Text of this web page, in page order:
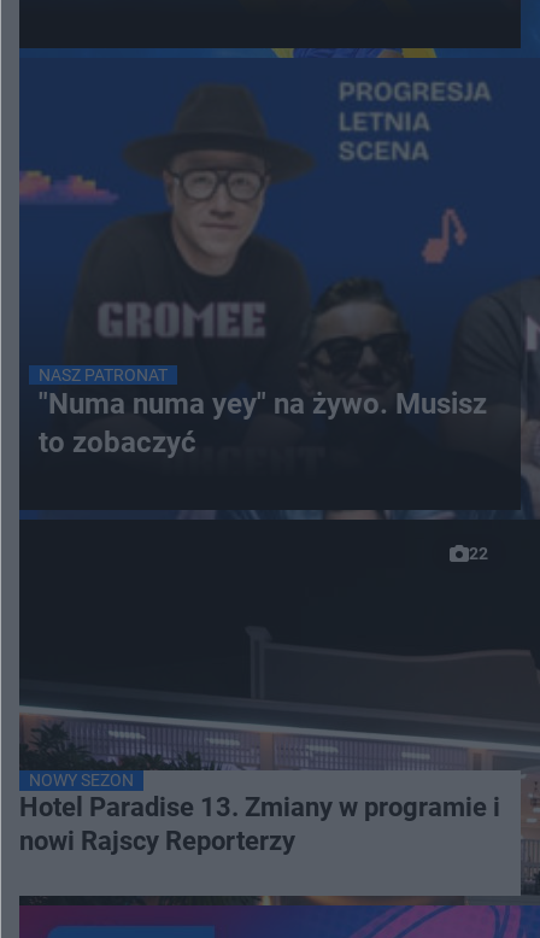
NASZ PATRONAT
"Numa numa yey" na żywo. Musisz
to zobaczyć
22
NOWY SEZON
Hotel Paradise 13. Zmiany w programie i
nowi Rajscy Reporterzy